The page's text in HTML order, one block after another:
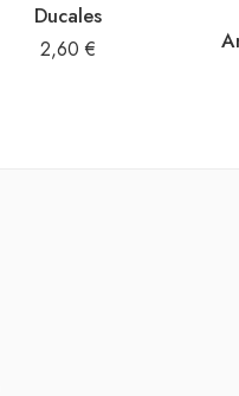
Ducales
2,60 €